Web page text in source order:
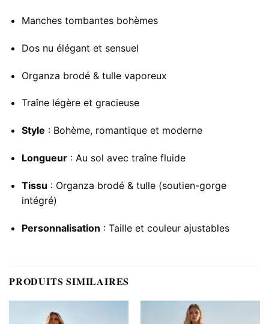
Manches tombantes bohèmes
Dos nu élégant et sensuel
Organza brodé & tulle vaporeux
Traîne légère et gracieuse
Style : Bohème, romantique et moderne
Longueur: Au sol avec traîne fluide
Tissu : Organza brodé & tulle (soutien-gorge
intégré)
Personnalisation : Taille et couleur ajustables
PRODUITS SIMILAIRES